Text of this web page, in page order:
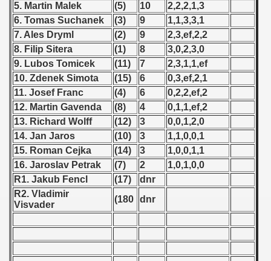
5. Martin Malek
(5) 10
2,2,2,1,3
6. Tomas Suchanek
(3) 9
1,1,3,3,1
7. Ales Dryml
(2) 9
2,3,ef,2,2
8. Filip Sitera
(1) 8
3,0,2,3,0
9. Lubos Tomicek
(11) 7
2,3,1,1,ef
10. Zdenek Simota
(15) 6
0,3,ef,2,1
11. Josef Franc
(4) 6
0,2,2,ef,2
12. Martin Gavenda
(8) 4
0,1,1,ef,2
13. Richard Wolff
(12) 3
0,0,1,2,0
14. Jan Jaros
(10) 3
1,1,0,0,1
15. Roman Cejka
(14) 3
1,0,0,1,1
16. Jaroslav Petrak
(7) 2
1,0,1,0,0
R1. Jakub Fencl
(17)
dnr
R2. Vladimir
Visvader
(180 dnr
- 1959
- 1960
- 1961
- 1962
- 1963
- 1964
- 1965
- 1966
- 1967
- 1968